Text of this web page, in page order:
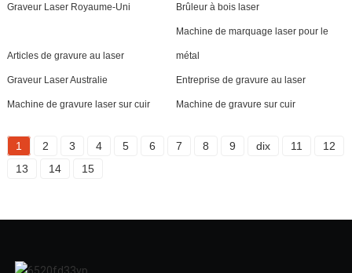
Graveur Laser Royaume-Uni Brûleur à bois laser
Articles de gravure au laser
Machine de marquage laser pour le
métal
Graveur Laser Australie Entreprise de gravure au laser
Machine de gravure laser sur cuir Machine de gravure sur cuir
1 2 3 4 5 6 7 8 9 dix 11
12
13
14 15